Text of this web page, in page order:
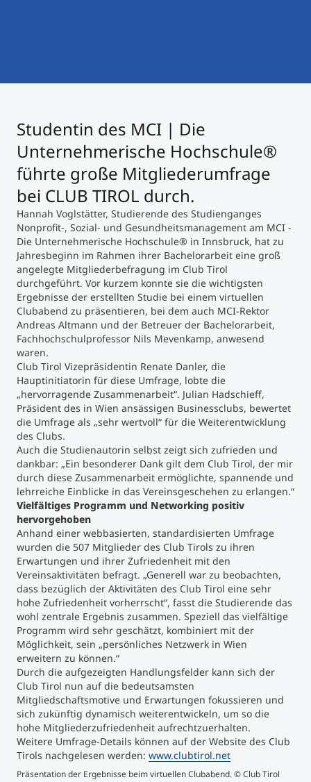
Micro Credentials
Masterclasses
Management-Seminare
Technische Weiterbildung
Maßgeschneiderte Programme
Studienberatung
Executive Education Finder
Studentin des MCI | Die
Unternehmerische Hochschule®
führte große Mitgliederumfrage
bei CLUB TIROL durch.
Hannah Voglstätter, Studierende des Studienganges
Nonprofit-, Sozial- und Gesundheitsmanagement am MCI -
Die Unternehmerische Hochschule® in Innsbruck, hat zu
Jahresbeginn im Rahmen ihrer Bachelorarbeit eine groß
angelegte Mitgliederbefragung im Club Tirol
durchgeführt. Vor kurzem konnte sie die wichtigsten
Ergebnisse der erstellten Studie bei einem virtuellen
Clubabend zu präsentieren, bei dem auch MCI-Rektor
Andreas Altmann und der Betreuer der Bachelorarbeit,
Fachhochschulprofessor Nils Mevenkamp, anwesend
waren.
Club Tirol Vizepräsidentin Renate Danler, die
Hauptinitiatorin für diese Umfrage, lobte die
„hervorragende Zusammenarbeit“. Julian Hadschieff,
Präsident des in Wien ansässigen Businessclubs, bewertet
die Umfrage als „sehr wertvoll“ für die Weiterentwicklung
des Clubs.
Auch die Studienautorin selbst zeigt sich zufrieden und
dankbar: „Ein besonderer Dank gilt dem Club Tirol, der mir
durch diese Zusammenarbeit ermöglichte, spannende und
lehrreiche Einblicke in das Vereinsgeschehen zu erlangen.“
Vielfältiges Programm und Networking positiv
hervorgehoben
Anhand einer webbasierten, standardisierten Umfrage
wurden die 507 Mitglieder des Club Tirols zu ihren
Erwartungen und ihrer Zufriedenheit mit den
Vereinsaktivitäten befragt. „Generell war zu beobachten,
dass bezüglich der Aktivitäten des Club Tirol eine sehr
hohe Zufriedenheit vorherrscht“, fasst die Studierende das
wohl zentrale Ergebnis zusammen. Speziell das vielfältige
Programm wird sehr geschätzt, kombiniert mit der
Möglichkeit, sein „persönliches Netzwerk in Wien
erweitern zu können.“
Durch die aufgezeigten Handlungsfelder kann sich der
Club Tirol nun auf die bedeutsamsten
Mitgliedschaftsmotive und Erwartungen fokussieren und
sich zukünftig dynamisch weiterentwickeln, um so die
hohe Mitgliederzufriedenheit aufrechtzuerhalten.
Weitere Umfrage-Details können auf der Website des Club
Tirols nachgelesen werden: www.clubtirol.net
Präsentation der Ergebnisse beim virtuellen Clubabend. © Club Tirol